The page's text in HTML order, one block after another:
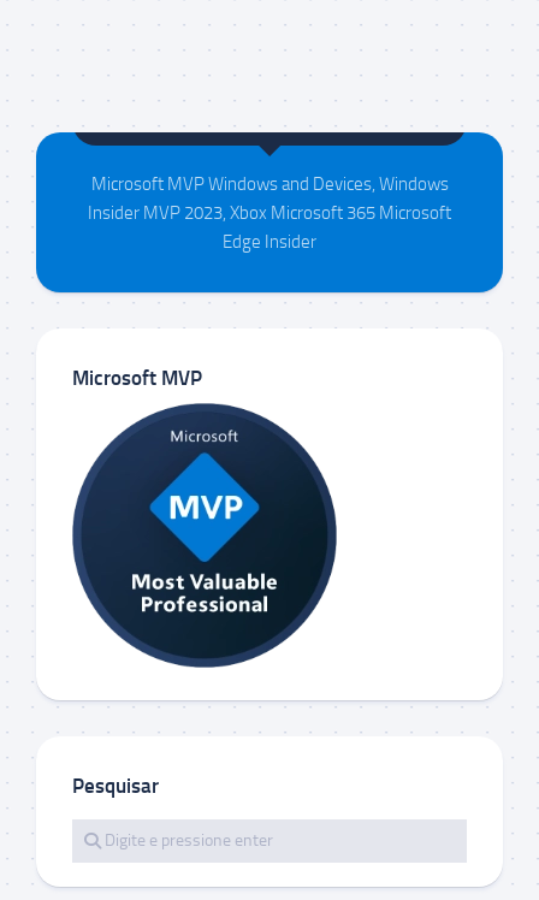
Maison da Silva
Microsoft MVP Windows and Devices, Windows
Insider MVP 2023, Xbox Microsoft 365 Microsoft
Edge Insider
Microsoft MVP
Pesquisar